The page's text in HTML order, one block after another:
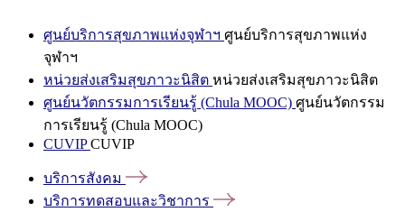
ศูนย์บริการสุขภาพแห่งจุฬาฯ ศูนย์บริการสุขภาพแห่ง
จุฬาฯ
หน่วยส่งเสริมสุขภาวะนิสิต หน่วยส่งเสริมสุขภาวะนิสิต
ศูนย์นวัตกรรมการเรียนรู้ (Chula MOOC) ศูนย์นวัตกรรม
การเรียนรู้ (Chula MOOC)
CUVIPCUVIP
บริการสังคม
บริการทดสอบและวิชาการ